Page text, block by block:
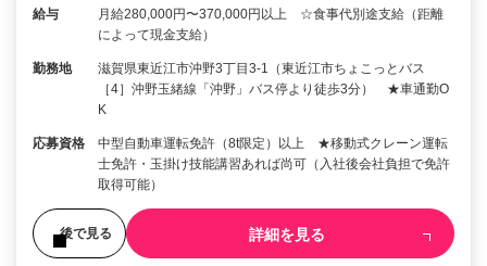
給与
月給280,000円〜370,000円以上 ☆食事代別途支給（距離
によって現金支給）
勤務地
滋賀県東近江市沖野3丁目3-1（東近江市ちょこっとバス
［4］沖野玉緒線「沖野」バス停より徒歩3分） ★車通勤O
K
応募資格
中型自動車運転免許（8t限定）以上 ★移動式クレーン運転
士免許・玉掛け技能講習あれば尚可（入社後会社負担で免許
取得可能）
後で見る 詳細を見る